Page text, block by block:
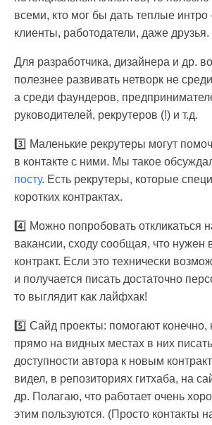
всеми, кто мог бы дать теплые интро
клиенты, работодатели, даже друзья.
Для разработчика, дизайнера и др.
полезнее развивать нетворк не
а среди фаундеров,
руководителей, рекрутеров (!) и т.д.
3️⃣ Маленькие рекрутеры могут
в контакте с ними. Мы такое
посту. Есть рекрутеры, которые
коротких контрактах.
4️⃣ Можно попробовать откликаться
вакансии, сходу сообщая, что нужен
контракт. Если это технически
и получается писать достаточно
то выглядит как лайфхак!
5️⃣ Сайд проекты: помогают конечно,
прямо на видных местах в них
доступности автора к новым
видел, в репозиториях гитхаба, на
др. Полагаю, что работает очень
этим пользуются. (Просто контакты